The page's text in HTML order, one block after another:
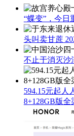
“蝶变”，今日
头叫卖甘蔗
不止于消灭沙
594.15元起人
8+128GB版全